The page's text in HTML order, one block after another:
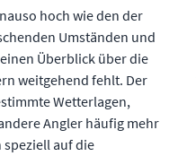
hoch wie den der
Umständen und
Überblick über die
weitgehend fehlt. Der
Wetterlagen,
Angler häufig mehr
auf die